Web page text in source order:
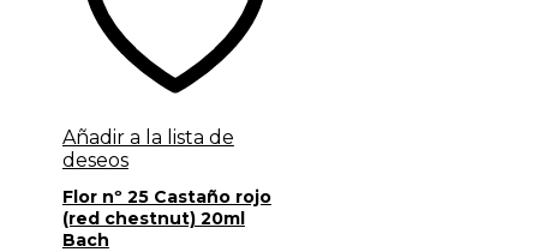
Añadir a la lista de
deseos
Flor nº 25 Castaño rojo
(red chestnut) 20ml
Bach